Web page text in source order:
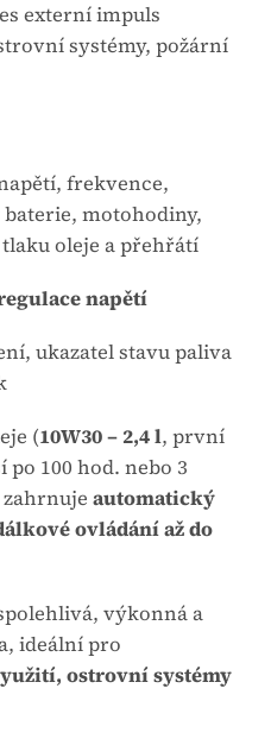
externí impuls
systémy, požární
frekvence,
motohodiny,
oleje a přehřátí
napětí
ukazatel stavu paliva
(10W30 – 2,4 l, první
po 100 hod. nebo 3
automatický
ovládání až do
výkonná a
ideální pro
ostrovní systémy